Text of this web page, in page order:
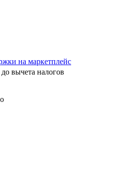
на маркетплейс
до вычета налогов